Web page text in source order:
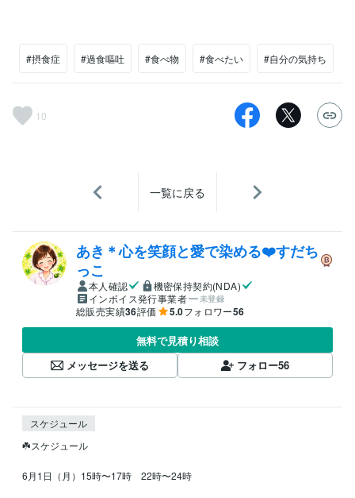
#摂食症 #過食嘔吐 #食べ物 #食べたい #自分の気持ち
10
一覧に戻る
あき＊心を笑顔と愛で染める❤️すだち
っこ
本人確認
機密保持契約(NDA)
インボイス発行事業者
未登録
総販売実績36評価 5.0フォロワー56
無料で見積り相談
メッセージを送る
フォロー56
スケジュール
☘️スケジュール
6月1日（月）15時〜17時　22時〜24時